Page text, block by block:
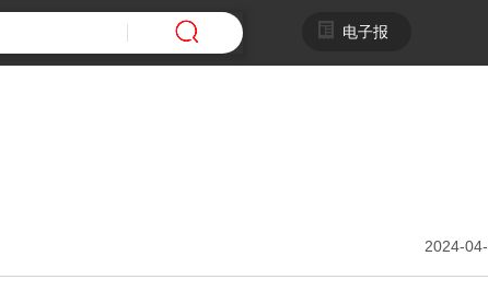
电子报
2024-